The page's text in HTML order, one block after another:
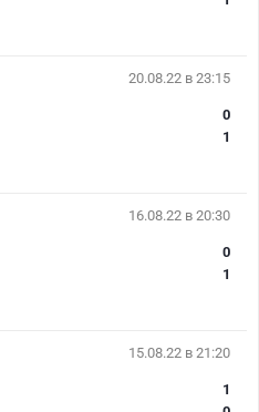
20.08.22 в 23:15
0
1
16.08.22 в 20:30
0
1
15.08.22 в 21:20
1